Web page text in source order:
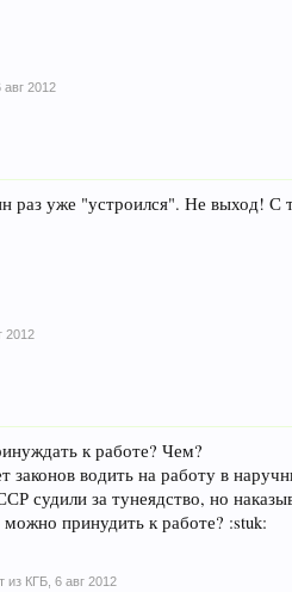
авг 2012
раз уже "устроился". Не выход! С
2012
к работе? Чем?
законов водить на работу в
судили за тунеядство, но
принудить к работе? :stuk:
из КГБ 6 авг 2012